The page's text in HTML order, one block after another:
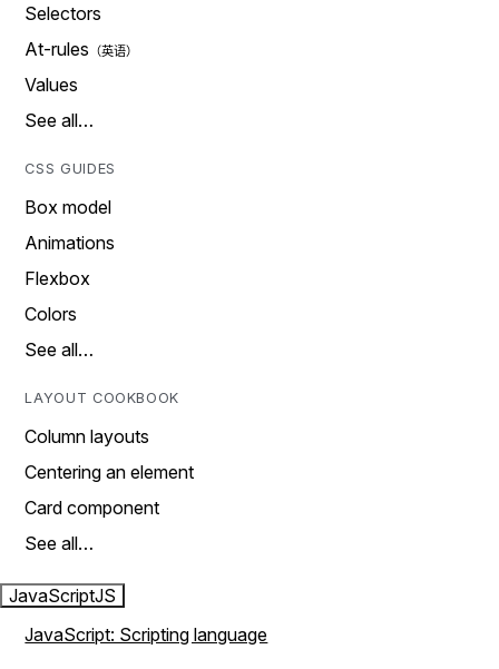
Selectors
At-rules
Values
See all…
CSS GUIDES
Box model
Animations
Flexbox
Colors
See all…
LAYOUT COOKBOOK
Column layouts
Centering an element
Card component
See all…
JavaScriptJS
JavaScript: Scripting language